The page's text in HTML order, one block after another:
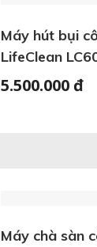
Máy hút bụi
LifeClean
5.500.000 đ
Máy chà sàn